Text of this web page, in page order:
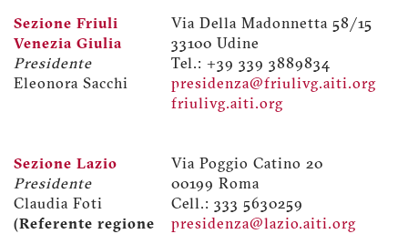
Sezione Friuli
Venezia Giulia
Presidente
Eleonora Sacchi
Via Della Madonnetta 58/15
33100 Udine
Tel.: +39 339 3889834
presidenza@friulivg.aiti.org
friulivg.aiti.org
Sezione Lazio
Presidente
Claudia Foti
(Referente regione
Via Poggio Catino 20
00199 Roma
Cell.: 333 5630259
presidenza@lazio.aiti.org